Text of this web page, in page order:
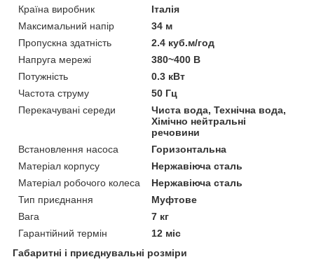
Країна виробник
Італія
Максимальний напір
34 м
Пропускна здатність
2.4 куб.м/год
Напруга мережі
380~400 В
Потужність
0.3 кВт
Частота струму
50 Гц
Перекачувані середи
Чиста вода, Технічна вода,
Хімічно нейтральні
речовини
Встановлення насоса
Горизонтальна
Матеріал корпусу
Нержавіюча сталь
Матеріал робочого колеса
Нержавіюча сталь
Тип приєднання
Муфтове
Вага
7 кг
Гарантійний термін
12 міс
Габаритні і приєднувальні розміри